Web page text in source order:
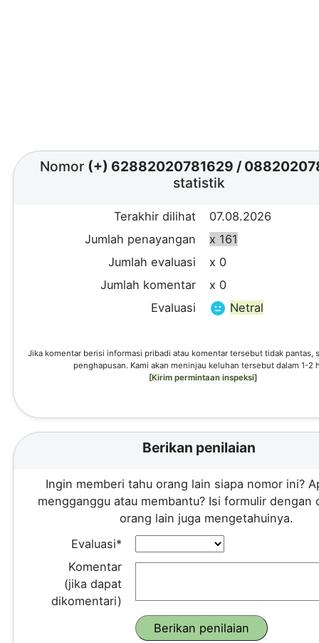
Nomor (+) 62882020781629 /
statistik
Terakhir dilihat
07.08.2026
Jumlah penayangan
x 161
Jumlah evaluasi
x 0
Jumlah komentar
x 0
Evaluasi
Netral
Jika komentar berisi informasi pribadi atau komentar tersebut tidak pantas,
penghapusan. Kami akan meninjau keluhan tersebut dalam 1-2
[Kirim permintaan inspeksi]
Berikan penilaian
Ingin memberi tahu orang lain siapa nomor ini?
mengganggu atau membantu? Isi formulir dengan
orang lain juga mengetahuinya.
Evaluasi*
Komentar
(jika dapat
dikomentari)